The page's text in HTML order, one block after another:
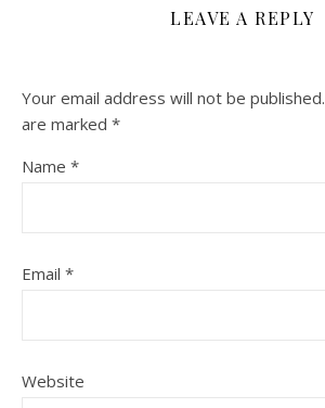
LEAVE A REPLY
Your email address will not be published.
are marked *
Name *
Email *
Website